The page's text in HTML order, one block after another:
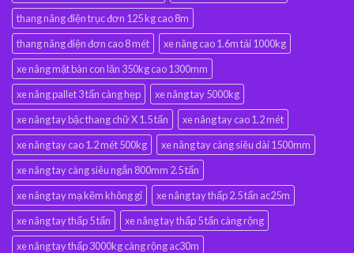
thang nâng điện trục đơn 125 kg cao 8m
thang nâng điện đơn cao 8 mét
xe nâng cao 1.6m tải 1000kg
xe nâng mặt bàn con lăn 350kg cao 1300mm
xe nâng pallet 3 tấn càng hẹp
xe nâng tay 5000kg
xe nâng tay bậc thang chữ X 1.5 tấn
xe nâng tay cao 1.2 mét
xe nâng tay cao 1.2 mét 500kg
xe nâng tay càng siêu dài 1500mm
xe nâng tay càng siêu ngắn 800mm 2.5 tấn
xe nâng tay mạ kẽm không gỉ
xe nâng tay thấp 2.5 tấn ac25m
xe nâng tay thấp 5 tấn
xe nâng tay thấp 5 tấn càng rộng
xe nâng tay thấp 3000kg càng rộng ac30m